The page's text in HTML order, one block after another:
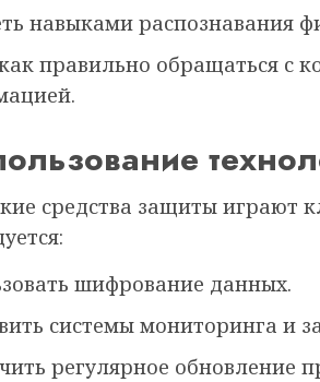
навыками распознавания
правильно обращаться с
средства защиты играют
шифрование данных.
системы мониторинга и
регулярное обновление